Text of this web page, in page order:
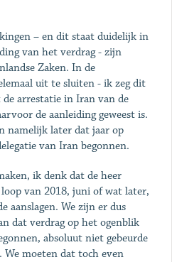
– en dit staat duidelijk in
van het verdrag - zijn
Zaken. In de
uit te sluiten - ik zeg dit
arrestatie in Iran van de
de aanleiding geweest is.
namelijk later dat jaar op
van Iran begonnen.
ik denk dat de heer
van 2018, juni of wat later,
aanslagen. We zijn er dus
dat verdrag op het ogenblik
absoluut niet gebeurde
We moeten dat toch even